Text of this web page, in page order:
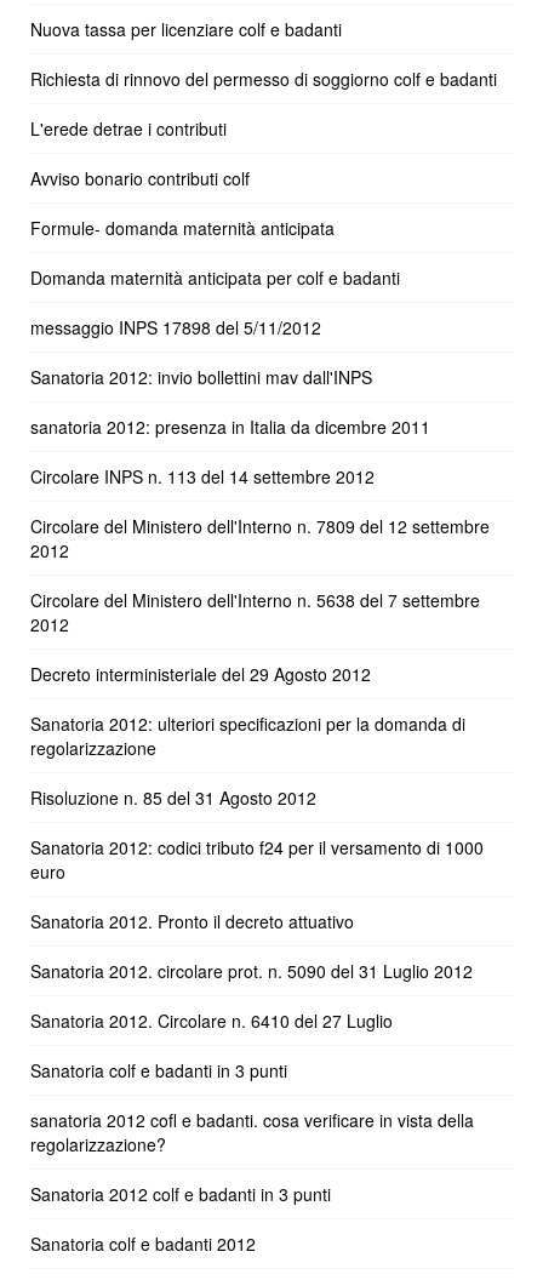
Nuova tassa per licenziare colf e badanti
Richiesta di rinnovo del permesso di soggiorno colf e badanti
L'erede detrae i contributi
Avviso bonario contributi colf
Formule- domanda maternità anticipata
Domanda maternità anticipata per colf e badanti
messaggio INPS 17898 del 5/11/2012
Sanatoria 2012: invio bollettini mav dall'INPS
sanatoria 2012: presenza in Italia da dicembre 2011
Circolare INPS n. 113 del 14 settembre 2012
Circolare del Ministero dell'Interno n. 7809 del 12 settembre
2012
Circolare del Ministero dell'Interno n. 5638 del 7 settembre
2012
Decreto interministeriale del 29 Agosto 2012
Sanatoria 2012: ulteriori specificazioni per la domanda di
regolarizzazione
Risoluzione n. 85 del 31 Agosto 2012
Sanatoria 2012: codici tributo f24 per il versamento di 1000
euro
Sanatoria 2012. Pronto il decreto attuativo
Sanatoria 2012. circolare prot. n. 5090 del 31 Luglio 2012
Sanatoria 2012. Circolare n. 6410 del 27 Luglio
Sanatoria colf e badanti in 3 punti
sanatoria 2012 cofl e badanti. cosa verificare in vista della
regolarizzazione?
Sanatoria 2012 colf e badanti in 3 punti
Sanatoria colf e badanti 2012